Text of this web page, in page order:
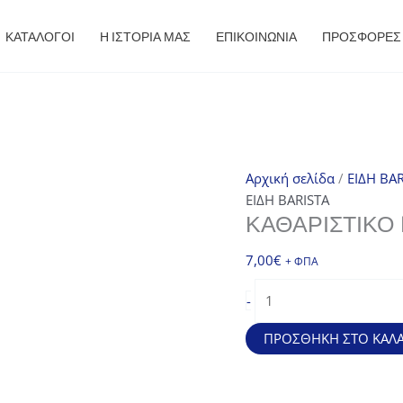
ΚΑΤΑΛΟΓΟΙ Η ΙΣΤΟΡΙΑ ΜΑΣ ΕΠΙΚΟΙΝΩΝΙΑ ΠΡΟΣΦΟΡΈΣ
Αρχική σελίδα/ ΕΙΔΗ
ΕΙΔΗ BARISTA
ΚΑΘΑΡΙΣΤΙΚΌ
7,00€ + ΦΠΑ
-
DET205UN
ποσότητα
ΠΡΟΣΘΉΚΗ ΣΤΟ